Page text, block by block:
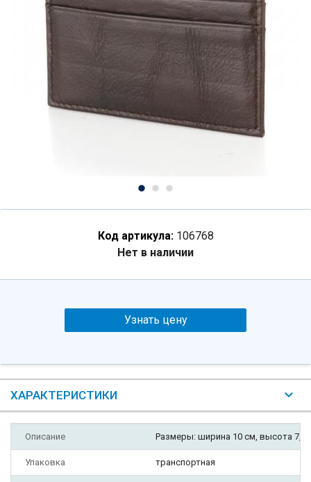
Код артикула: 106768
Нет в наличии
Узнать цену
ХАРАКТЕРИСТИКИ
Описание Размеры: ширина 10 см, высота 7,5
Упаковка транспортная